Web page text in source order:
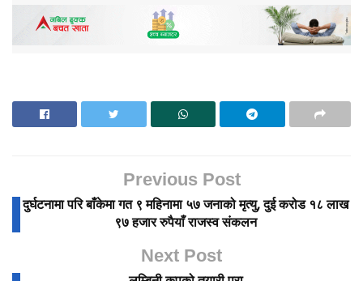
Previous Post
दुर्घटनामा परि बाँकेमा गत ९ महिनामा ५७ जनाको मृत्यु, दुई करोड १८ लाख
९७ हजार रुपैयाँ राजस्व संकलन
Next Post